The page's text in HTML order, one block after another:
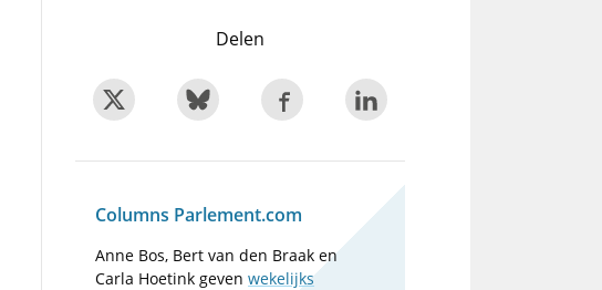
Delen
Columns Parlement.com
Anne Bos, Bert van den Braak en
Carla Hoetink gevenwekelijks